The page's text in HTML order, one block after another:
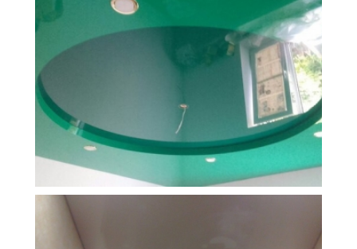
Площадь 13 м 16 500 руб.